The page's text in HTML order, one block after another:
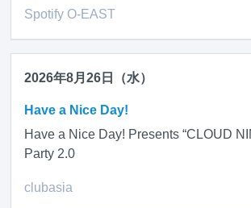
Spotify O-EAST
2026年8月26日（水）
Have a Nice Day!
Have a Nice Day! Presents “CLOUD
Party 2.0
clubasia